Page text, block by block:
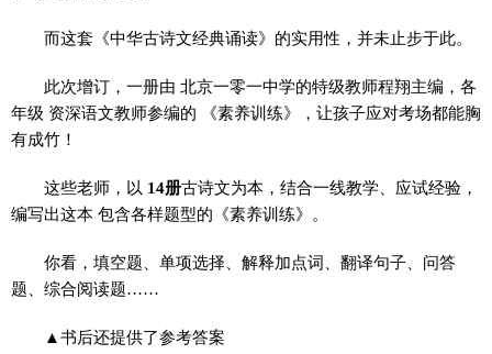
而这套《中华古诗文经典诵读》的实用性，并未止步于此。
此次增订，一册由 北京一零一中学的特级教师程翔主编，各
年级 资深语文教师参编的 《素养训练》，让孩子应对考场都能胸
有成竹！
这些老师，以 14册古诗文为本，结合一线教学、应试经验，
编写出这本 包含各样题型的《素养训练》。
你看，填空题、单项选择、解释加点词、翻译句子、问答
题、综合阅读题……
▲书后还提供了参考答案